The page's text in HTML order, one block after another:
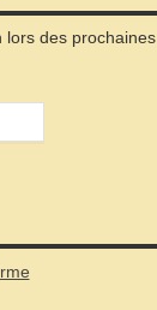
lors des prochaines